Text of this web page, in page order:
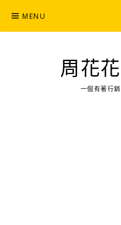
content
MENU
周花
一個有著行